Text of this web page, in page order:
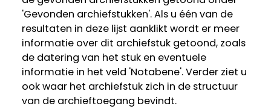
'Gevonden archiefstukken'. Als u één van de
resultaten in deze lijst aanklikt wordt er meer
informatie over dit archiefstuk getoond, zoals
de datering van het stuk en eventuele
informatie in het veld 'Notabene'. Verder ziet u
ook waar het archiefstuk zich in de structuur
van de archieftoegang bevindt.